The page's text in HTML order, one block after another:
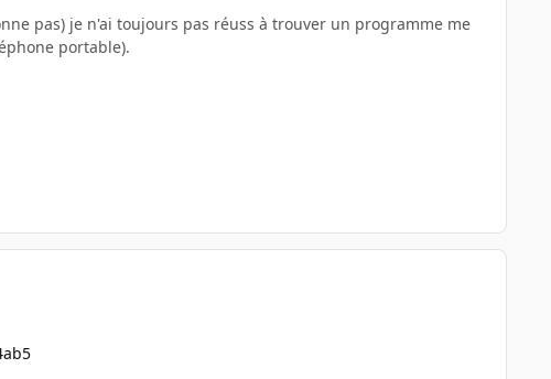
pas) je n'ai toujours pas réuss à trouver un programme me
portable).